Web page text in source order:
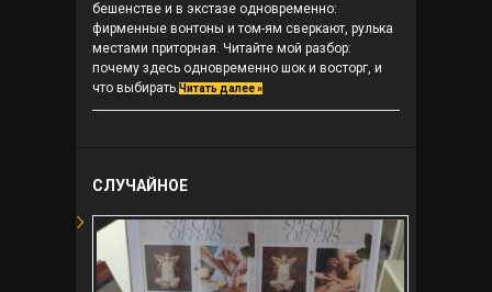
бешенстве и в экстазе одновременно:
фирменные вонтоны и том-ям сверкают, рулька
местами приторная. Читайте мой разбор:
почему здесь одновременно шок и восторг, и
что выбирать.Читать далее »
СЛУЧАЙНОЕ